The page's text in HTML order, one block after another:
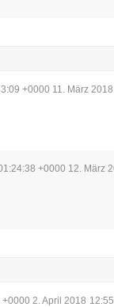
+0000 11. März 2018
+0000 12. März
2. April 2018 12:55